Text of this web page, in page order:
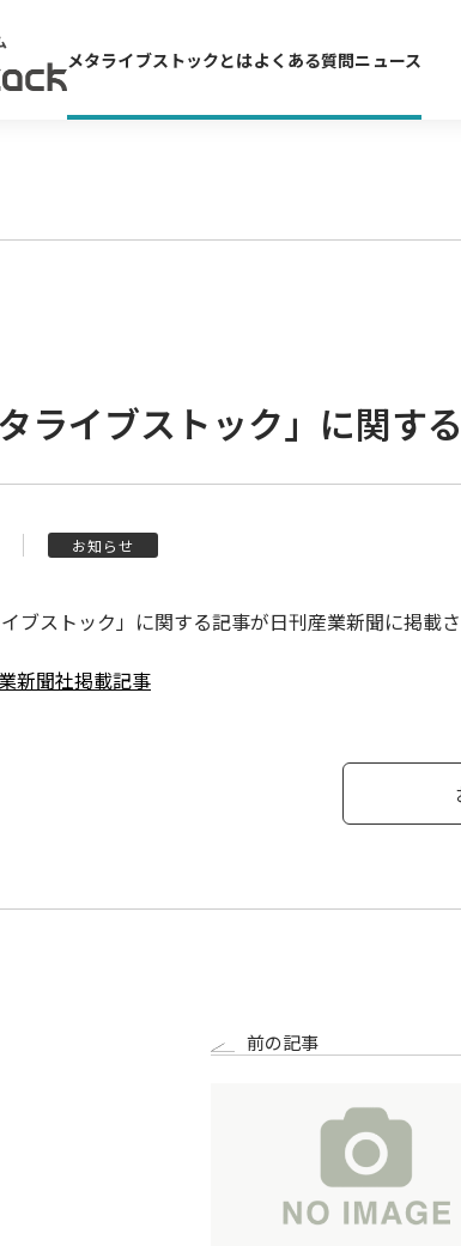
メタライブストックとはよくある質問ニュース
タライブストック」に関す
お知らせ
イブストック」に関する記事が日刊産業新聞に掲載さ
新聞社掲載記事
前の記事